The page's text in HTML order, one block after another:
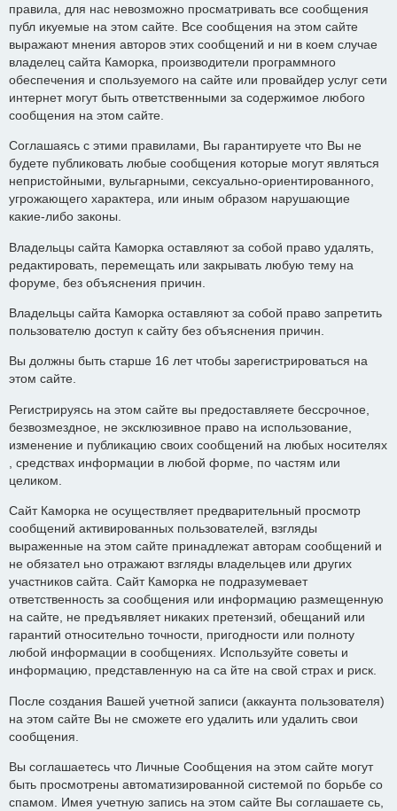
правила, для нас невозможно просматривать все сообщения
публ икуемые на этом сайте. Все сообщения на этом сайте
выражают мнения авторов этих сообщений и ни в коем случае
владелец сайта Каморка, производители программного
обеспечения и спользуемого на сайте или провайдер услуг сети
интернет могут быть ответственными за содержимое любого
сообщения на этом сайте.
Соглашаясь с этими правилами, Вы гарантируете что Вы не
будете публиковать любые сообщения которые могут являться
непристойными, вульгарными, сексуально-ориентированного,
угрожающего характера, или иным образом нарушающие
какие-либо законы.
Владельцы сайта Каморка оставляют за собой право удалять,
редактировать, перемещать или закрывать любую тему на
форуме, без объяснения причин.
Владельцы сайта Каморка оставляют за собой право запретить
пользователю доступ к сайту без объяснения причин.
Вы должны быть старше 16 лет чтобы зарегистрироваться на
этом сайте.
Регистрируясь на этом сайте вы предоставляете бессрочное,
безвозмездное, не эксклюзивное право на использование,
изменение и публикацию своих сообщений на любых носителях
, средствах информации в любой форме, по частям или
целиком.
Сайт Каморка не осуществляет предварительный просмотр
сообщений активированных пользователей, взгляды
выраженные на этом сайте принадлежат авторам сообщений и
не обязател ьно отражают взгляды владельцев или других
участников сайта. Сайт Каморка не подразумевает
ответственность за сообщения или информацию размещенную
на сайте, не предъявляет никаких претензий, обещаний или
гарантий относительно точности, пригодности или полноту
любой информации в сообщениях. Используйте советы и
информацию, представленную на са йте на свой страх и риск.
После создания Вашей учетной записи (аккаунта пользователя)
на этом сайте Вы не сможете его удалить или удалить свои
сообщения.
Вы соглашаетесь что Личные Сообщения на этом сайте могут
быть просмотрены автоматизированной системой по борьбе со
спамом. Имея учетную запись на этом сайте Вы соглашаете сь,